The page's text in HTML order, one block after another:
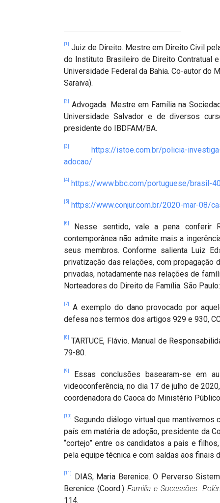
[1] Juiz de Direito. Mestre em Direito Civil
do Instituto Brasileiro de Direito Contratual
Universidade Federal da Bahia. Co-autor do
Saraiva).
[2]
Advogada. Mestre em Família na
Universidade Salvador e de diversos
presidente do IBDFAM/BA.
[3]
https://istoe.com.br/policia-
adocao/
[4] https://www.bbc.com/portuguese/brasil-
[5] https://www.conjur.com.br/2020-mar-08/
[6]
Nesse sentido, vale a pena conferir
contemporânea não admite mais a
seus membros. Conforme salienta Luiz
privatização das relações, com propagação
privadas, notadamente nas relações de
Norteadores do Direito de Família. São
[7]
A exemplo do dano provocado por
defesa nos termos dos artigos 929 e 930,
[8] TARTUCE, Flávio. Manual de
79-80.
[9]
Essas conclusões basearam-se em
videoconferência, no dia 17 de julho de
coordenadora do Caoca do Ministério
[10]
Segundo diálogo virtual que mantivemos
país em matéria de adoção, presidente da
“cortejo” entre os candidatos a pais e
pela equipe técnica e com saídas aos finais
[11]
DIAS, Maria Berenice. O Perverso
Berenice (Coord.) Familia e Sucessões.
114.